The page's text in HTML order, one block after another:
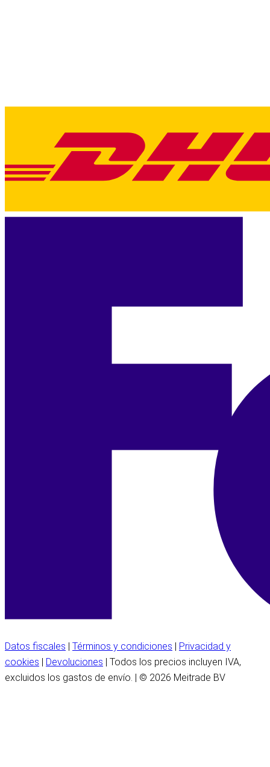
Datos fiscales Términos y condiciones
Privacidad y
cookies
Devoluciones | Todos los precios incluyen IVA,
excluidos los gastos de envío. | © 2026 Meitrade BV